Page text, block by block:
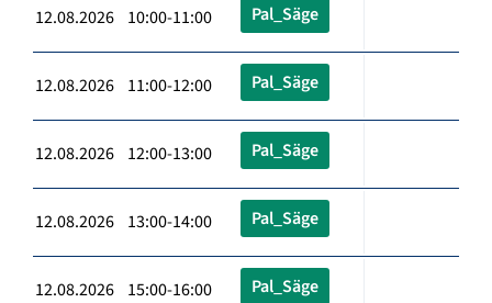
12.08.2026 10:00-11:00 Pal_Säge
12.08.2026 11:00-12:00 Pal_Säge
12.08.2026 12:00-13:00 Pal_Säge
12.08.2026 13:00-14:00 Pal_Säge
12.08.2026 15:00-16:00 Pal_Säge